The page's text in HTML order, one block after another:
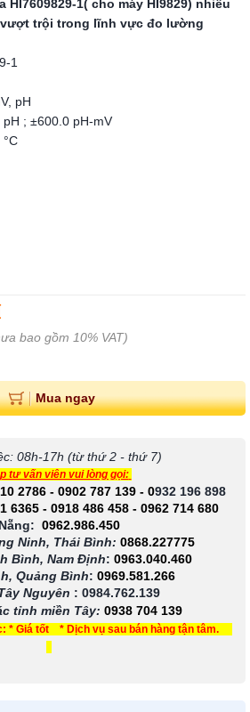
HI7609829-1( cho máy HI9829) nhiều
trội trong lĩnh vực đo lường
1
pH
; ±600.0 pH-mV
bao gồm 10% VAT)
Mua ngay
08h-17h (từ thứ 2 - thứ 7)
tư vấn viên vui lòng gọi:
2786 - 0902 787 139- 0932 196 898
6365 - 0918 486 458 - 0962 714 680
0962.986.450
Ninh, Thái Bình: 0868.227775
Bình, Nam Định: 0963.040.460
Quảng Bình: 0969.581.266
Nguyên : 0984.762.139
tỉnh miền Tây: 0938 704 139
* Giá tốt * Dịch vụ sau bán hàng tận tâm.